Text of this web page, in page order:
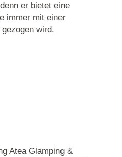
er bietet eine
immer mit einer
wird.
Atea Glamping &